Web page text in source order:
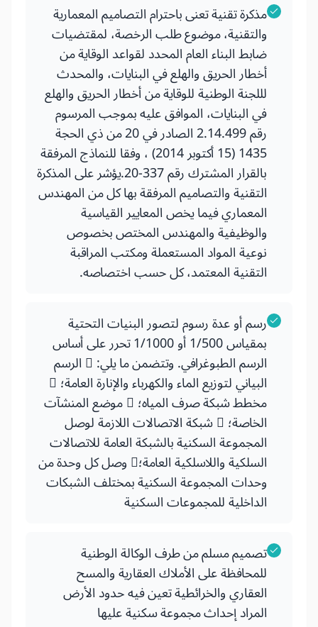
مذكرة تقنية تعنى باحترام التصاميم المعمارية
والتقنية، موضوع طلب الرخصة، لمقتضيات
ضابط البناء العام المحدد لقواعد الوقاية من
أخطار الحريق والهلع في البنايات، والمحدث
لللجنة الوطنية للوقاية من أخطار الحريق والهلع
في البنايات، الموافق عليه بموجب المرسوم
رقم 2.14.499 الصادر في 20 من ذي الحجة
1435 (15 أكتوبر 2014) ، وفقا للنماذج المرفقة
بالقرار المشترك رقم 337-20.يؤشر على المذكرة
التقنية والتصاميم المرفقة بها كل من المهندس
المعماري فيما يخص المعايير القياسية
والوظيفية والمهندس المختص بخصوص
نوعية المواد المستعملة ومكتب المراقبة
التقنية المعتمد، كل حسب اختصاصه.
رسم أو عدة رسوم لتصور البنيات التحتية
بمقياس 1/500 أو 1/1000 تحرر على أساس
الرسم الطبوغرافي. وتتضمن ما يلي:  الرسم
البياني لتوزيع الماء والكهرباء والإنارة العامة؛ 
مخطط شبكة صرف المياه؛  موضع المنشآت
الخاصة؛  شبكة الاتصالات اللازمة لوصل
المجموعة السكنية بالشبكة العامة للاتصالات
السلكية واللاسلكية العامة؛ وصل كل وحدة من
وحدات المجموعة السكنية بمختلف الشبكات
الداخلية للمجموعات السكنية
تصميم مسلم من طرف الوكالة الوطنية
للمحافظة على الأملاك العقارية والمسح
العقاري والخرائطية تعين فيه حدود الأرض
المراد إحداث مجموعة سكنية عليها